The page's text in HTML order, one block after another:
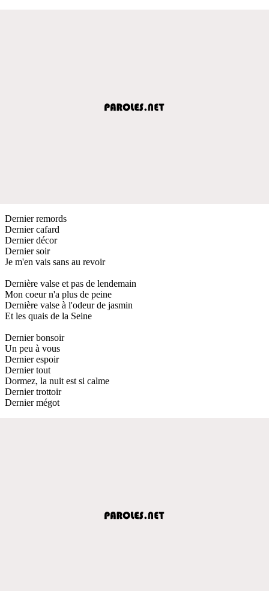
Dernier remords
Dernier cafard
Dernier décor
Dernier soir
Je m'en vais sans au revoir
Dernière valse et pas de lendemain
Mon coeur n'a plus de peine
Dernière valse à l'odeur de jasmin
Et les quais de la Seine
Dernier bonsoir
Un peu à vous
Dernier espoir
Dernier tout
Dormez, la nuit est si calme
Dernier trottoir
Dernier mégot